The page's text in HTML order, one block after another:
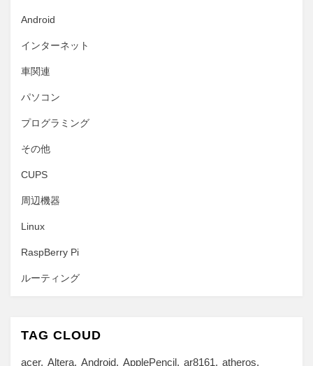
Android
インターネット
車関連
パソコン
プログラミング
その他
CUPS
周辺機器
Linux
RaspBerry Pi
ルーティング
TAG CLOUD
acer Altera Android ApplePencil ar8161 atheros